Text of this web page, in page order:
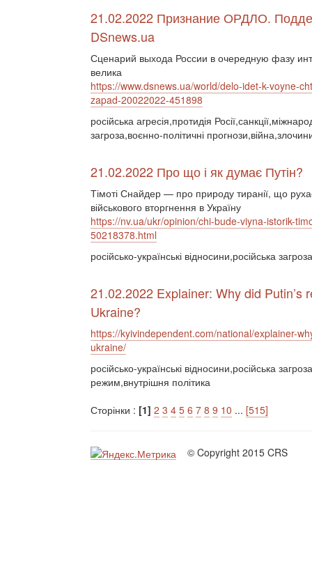
21.02.2022 Признание ОРДЛО.
DSnews.ua
Сценарий выхода России в очередную фазу
велика
https://www.dsnews.ua/world/delo-idet-k-voyne-
zapad-20022022-451898
російська агресія,протидія
загроза,воєнно-політичні
21.02.2022 Про що і як думає Путін?
Тімоті Снайдер — про природу тиранії, що
військового вторгнення в Україну
https://nv.ua/ukr/opinion/chi-bude-viyna-istorik-
50218378.html
російсько-українські відносини,російська
21.02.2022 Explainer: Why did
Ukraine?
https://kyivindependent.com/national/explainer-
ukraine/
російсько-українські відносини,російська
режим,внутрішня політика
Сторінки : [1] 2 3 4 5 6 7 8 9 10 ... [515]
© Copyright 2015 CRS